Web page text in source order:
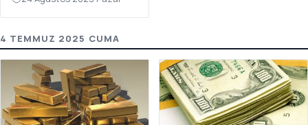
4 TEMMUZ 2025 CUMA